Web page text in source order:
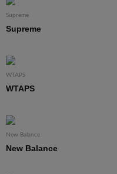
Supreme
Supreme
WTAPS
WTAPS
New Balance
New Balance